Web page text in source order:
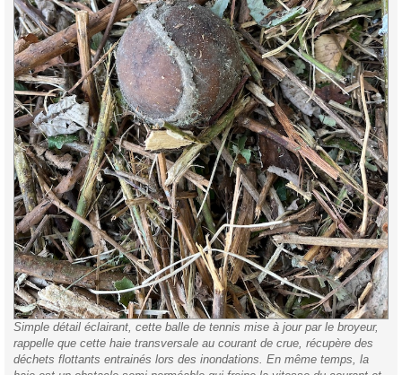
Simple détail éclairant, cette balle de tennis mise à jour par le broyeur,
rappelle que cette haie transversale au courant de crue, récupère des
déchets flottants entrainés lors des inondations. En même temps, la